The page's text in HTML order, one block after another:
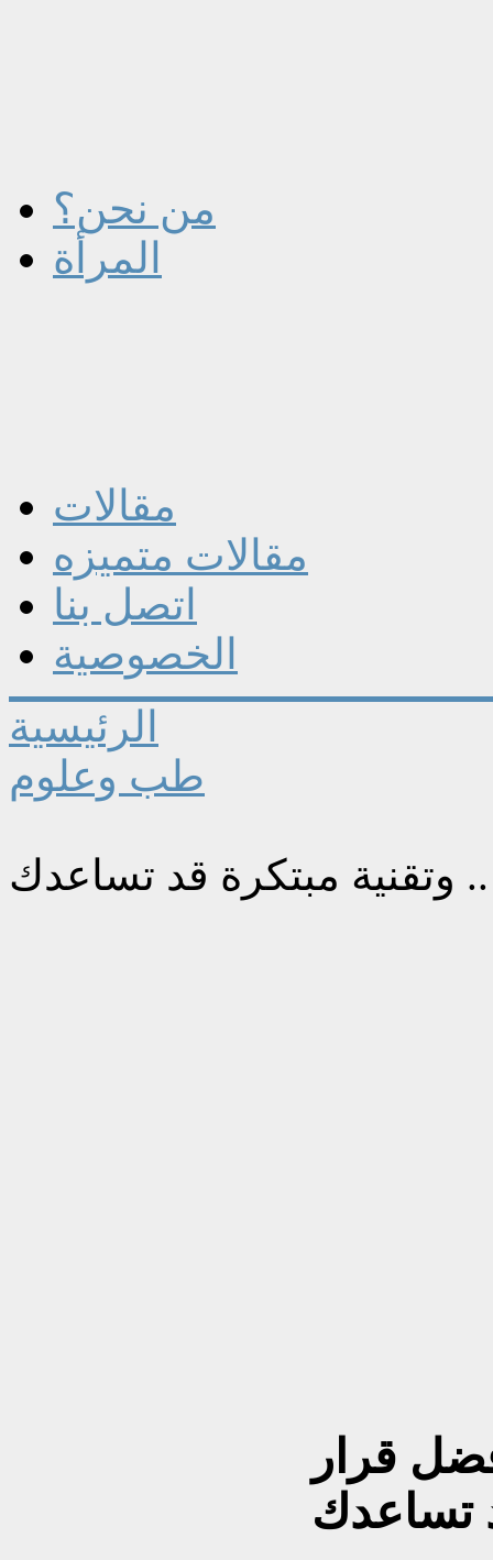
من نحن؟
المرأة
مقالات
مقالات متميزه
اتصل بنا
الخصوصية
الرئيسية
طب وعلوم
وتقنية مبتكرة قد تساعدك
قرار
تساعدك